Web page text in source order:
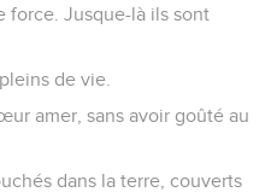
force. Jusque-là ils sont
de vie.
amer, sans avoir goûté au
dans la terre, couverts